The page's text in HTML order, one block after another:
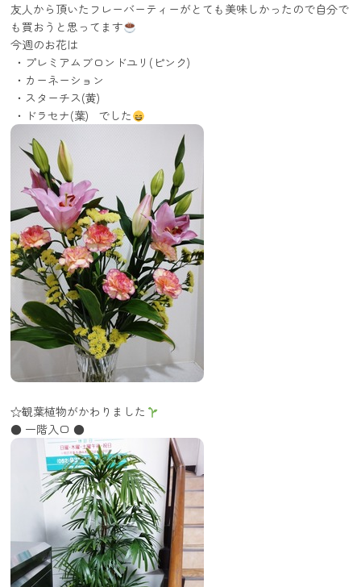
友人から頂いたフレーバーティーがとても美味しかったので自分で
も買おうと思ってます
今週のお花は
・プレミアムブロンドユリ(ピンク)
・カーネーション
・スターチス(黄)
・ドラセナ(葉) でした
☆観葉植物がかわりました
● 一階入口 ●